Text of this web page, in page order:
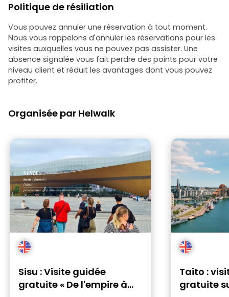
Politique de résiliation
Vous pouvez annuler une réservation à tout moment.
Nous vous rappelons d'annuler les réservations pour les
visites auxquelles vous ne pouvez pas assister. Une
absence signalée vous fait perdre des points pour votre
niveau client et réduit les avantages dont vous pouvez
profiter.
Organisée par Helwalk
Sisu : Visite guidée
gratuite « De l'empire à
Taito :
gratuite